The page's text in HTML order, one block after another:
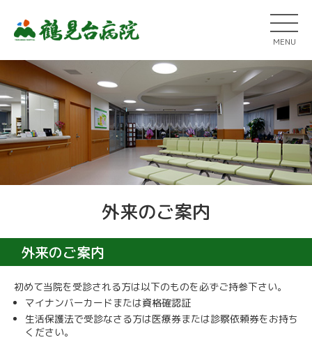
MENU
外来のご案内
外来のご案内
初めて当院を受診される方は以下のものを必ずご持参下さい。
マイナンバーカードまたは資格確認証
生活保護法で受診なさる方は医療券または診察依頼券をお持ち
ください。